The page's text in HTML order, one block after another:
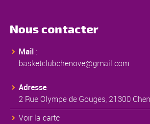
Nous contacter
Mail :
basketclubchenove@gmail.com
Adresse
2 Rue Olympe de Gouges, 21300
Voir la carte